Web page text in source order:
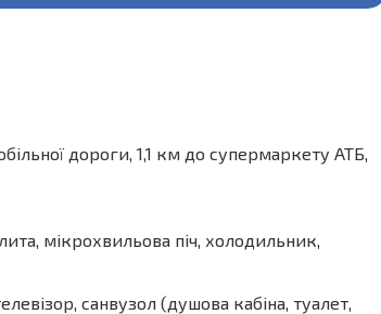
дороги, 1,1 км до супермаркету АТБ,
мікрохвильова піч, холодильник,
санвузол (душова кабіна, туалет,